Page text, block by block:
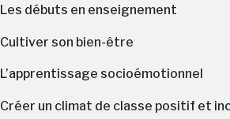
Les débuts en enseignement
Cultiver son bien-être
L’apprentissage socioémotionnel
Créer un climat de classe positif et